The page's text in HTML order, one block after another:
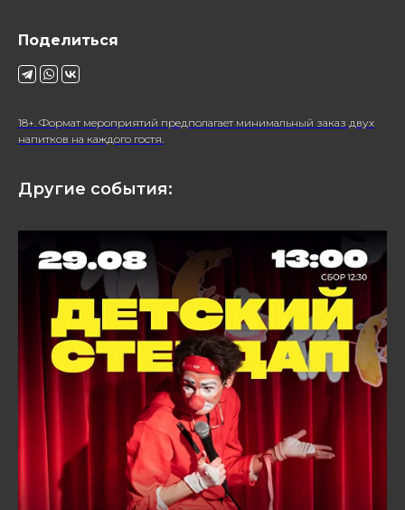
Поделиться
18+. Формат мероприятий предполагает минимальный заказ двух
напитков на каждого гостя.
Другие события: